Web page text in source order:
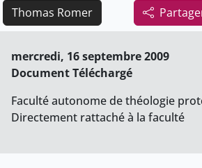
Thomas Romer
mercredi, 16 septembre 2009
Document Téléchargé
Faculté autonome de théologie
Directement rattaché à la faculté